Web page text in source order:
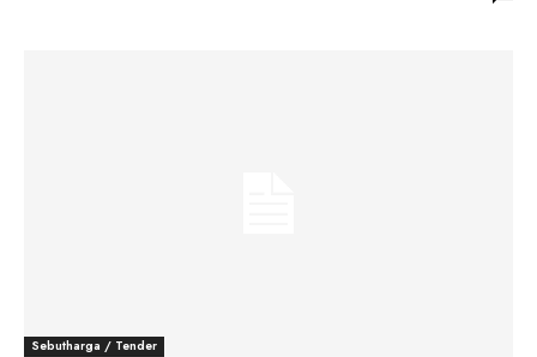
Sebutharga / Tender